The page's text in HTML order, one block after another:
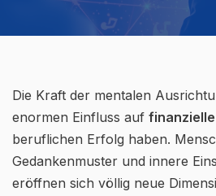
Die Kraft der mentalen
enormen Einfluss auf finanzielle
beruflichen Erfolg haben.
Gedankenmuster und innere
eröffnen sich völlig neue